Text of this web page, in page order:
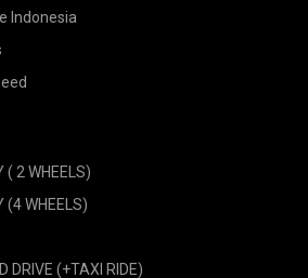
Indonesia
( 2 WHEELS)
(4 WHEELS)
DRIVE (+TAXI RIDE)